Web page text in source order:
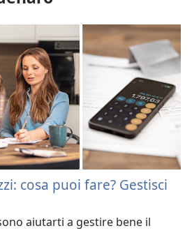
cosa puoi fare? Gestisci
aiutarti a gestire bene il